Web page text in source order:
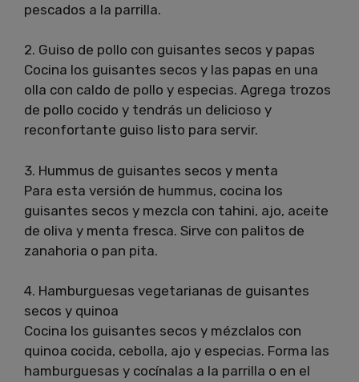
pescados a la parrilla.
2. Guiso de pollo con guisantes secos y papas
Cocina los guisantes secos y las papas en una
olla con caldo de pollo y especias. Agrega trozos
de pollo cocido y tendrás un delicioso y
reconfortante guiso listo para servir.
3. Hummus de guisantes secos y menta
Para esta versión de hummus, cocina los
guisantes secos y mezcla con tahini, ajo, aceite
de oliva y menta fresca. Sirve con palitos de
zanahoria o pan pita.
4. Hamburguesas vegetarianas de guisantes
secos y quinoa
Cocina los guisantes secos y mézclalos con
quinoa cocida, cebolla, ajo y especias. Forma las
hamburguesas y cocínalas a la parrilla o en el